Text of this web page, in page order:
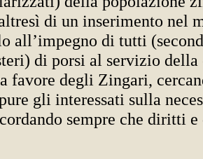
di un inserimento nel
all’impegno di tutti
di porsi al servizio della
favore degli Zingari,
gli interessati sulla
sempre che diritti